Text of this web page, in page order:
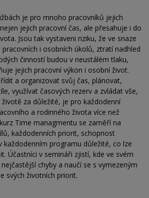
je pro mnoho pracovníků jejich
jejich pracovní čas, ale přesahuje i do
Jsou tak vystaveni riziku, že ve snaze
i osobních úkolů, ztratí nadhled
činností budou v neustálém tlaku,
jejich pracovní výkon i osobní život.
a organizovat svůj čas, plánovat,
využívat časových rezerv a zvládat vše,
za důležité, je pro každodenní
a rodinného života více než
Time managmentu se zaměří na
každodenních priorit, schopnost
každodenním programu důležité, co lze
Účastníci v semináři zjistí, kde ve svém
chyby a naučí se s vymezeným
svých životních priorit.